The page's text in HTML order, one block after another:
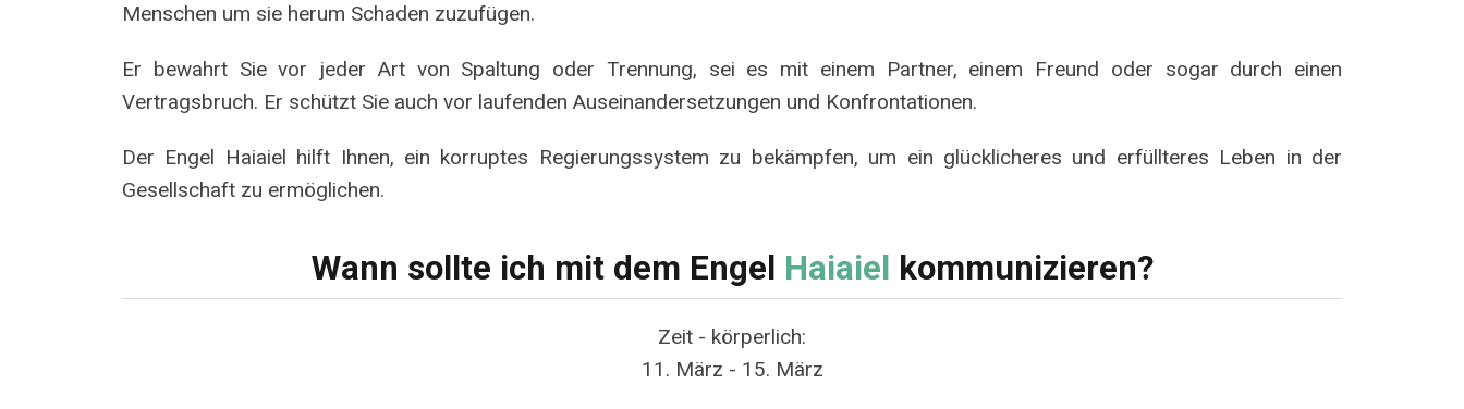
Menschen um sie herum Schaden zuzufügen.
Er bewahrt Sie vor jeder Art von Spaltung oder Trennung, sei es mit einem Partner, einem Freund oder sogar durch einen
Vertragsbruch. Er schützt Sie auch vor laufenden Auseinandersetzungen und Konfrontationen.
Der Engel Haiaiel hilft Ihnen, ein korruptes Regierungssystem zu bekämpfen, um ein glücklicheres und erfüllteres Leben in der
Gesellschaft zu ermöglichen.
Wann sollte ich mit dem Engel Haiaiel kommunizieren?
Zeit - körperlich:
11. März - 15. März